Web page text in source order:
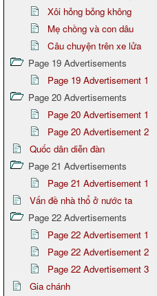
Xôi hỏng bỏng không
Mẹ chồng và con dâu
Câu chuyện trên xe lửa
Page 19 Advertisements
Page 19 Advertisement 1
Page 20 Advertisements
Page 20 Advertisement 1
Page 20 Advertisement 2
Quốc dân diễn đàn
Page 21 Advertisements
Page 21 Advertisement 1
Vấn đề nhà thổ ở nước ta
Page 22 Advertisements
Page 22 Advertisement 1
Page 22 Advertisement 2
Page 22 Advertisement 3
Gia chánh